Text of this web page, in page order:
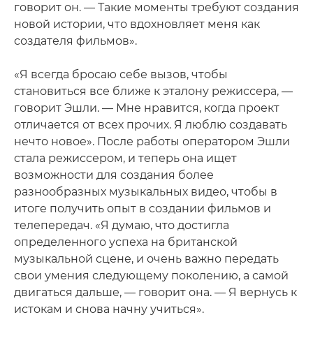
говорит он. — Такие моменты требуют создания
новой истории, что вдохновляет меня как
создателя фильмов».
«Я всегда бросаю себе вызов, чтобы
становиться все ближе к эталону режиссера, —
говорит Эшли. — Мне нравится, когда проект
отличается от всех прочих. Я люблю создавать
нечто новое». После работы оператором Эшли
стала режиссером, и теперь она ищет
возможности для создания более
разнообразных музыкальных видео, чтобы в
итоге получить опыт в создании фильмов и
телепередач. «Я думаю, что достигла
определенного успеха на британской
музыкальной сцене, и очень важно передать
свои умения следующему поколению, а самой
двигаться дальше, — говорит она. — Я вернусь к
истокам и снова начну учиться».